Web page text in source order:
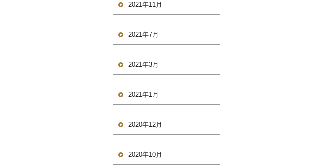
2021年11月
2021年7月
2021年3月
2021年1月
2020年12月
2020年10月